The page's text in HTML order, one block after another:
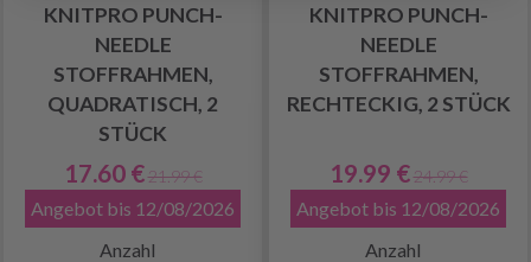
KNITPRO PUNCH-
NEEDLE
STOFFRAHMEN,
QUADRATISCH, 2
STÜCK
17.60 € 21.99 €
Angebot bis 12/08/2026
Anzahl
KNITPRO PUNCH-
NEEDLE
STOFFRAHMEN,
RECHTECKIG, 2 STÜCK
19.99 € 24.99 €
Angebot bis 12/08/2026
Anzahl